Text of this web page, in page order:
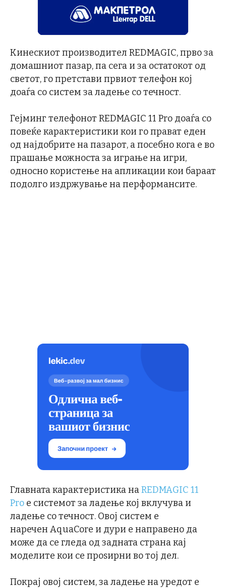
Кинескиот производител REDMAGIC, прво за
домашниот пазар, па сега и за остатокот од
светот, го претстави првиот телефон кој
доаѓа со систем за ладење со течност.
Гејминг телефонот REDMAGIC 11 Pro доаѓа со
повеќе карактеристики кои го прават еден
од најдобрите на пазарот, а посебно кога е во
прашање можноста за играње на игри,
односно користење на апликации кои бараат
подолго издржување на перформансите.
Главната карактеристика наREDMAGIC 11
Pro е системот за ладење кој вклучува и
ладење со течност. Овој систем е
наречен AquaCore и дури е направено да
може да се гледа од задната страна кај
моделите кои се проѕирни во тој дел.
Покрај овој систем, за ладење на уредот е